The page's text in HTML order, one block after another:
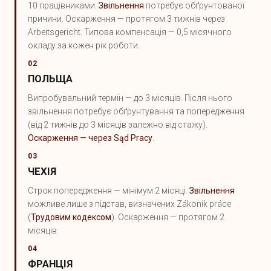
10 працівниками.Звільнення потребує обґрунтованої
причини. Оскарження — протягом 3 тижнів через
Arbeitsgericht. Типова компенсація — 0,5 місячного
окладу за кожен рік роботи.
02
ПОЛЬЩА
Випробувальний термін — до 3 місяців. Після нього
звільнення потребує обґрунтування та попередження
(від 2 тижнів до 3 місяців залежно від стажу).
Оскарження — через Sąd Pracy.
03
ЧЕХІЯ
Строк попередження — мінімум 2 місяці.Звільнення
можливе лише з підстав, визначених Zákoník práce
(Трудовим кодексом). Оскарження — протягом 2
місяців.
04
ФРАНЦІЯ